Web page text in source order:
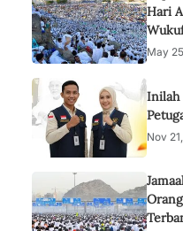
Hari
May
Inilah
Nov